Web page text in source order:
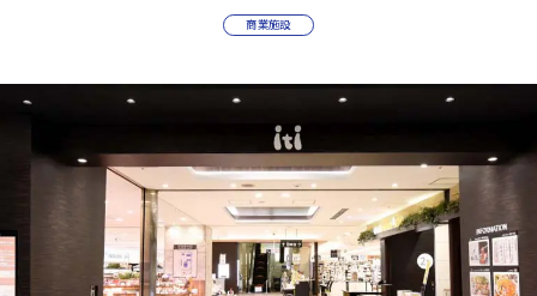
会社情報
事業所一覧
商業施設